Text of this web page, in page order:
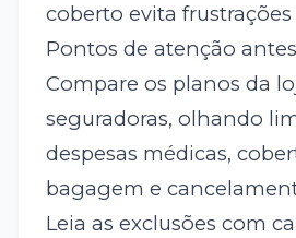
coberto evita frustrações
Pontos de atenção
Compare os planos da
seguradoras, olhando
despesas médicas,
bagagem e
Leia as exclusões com